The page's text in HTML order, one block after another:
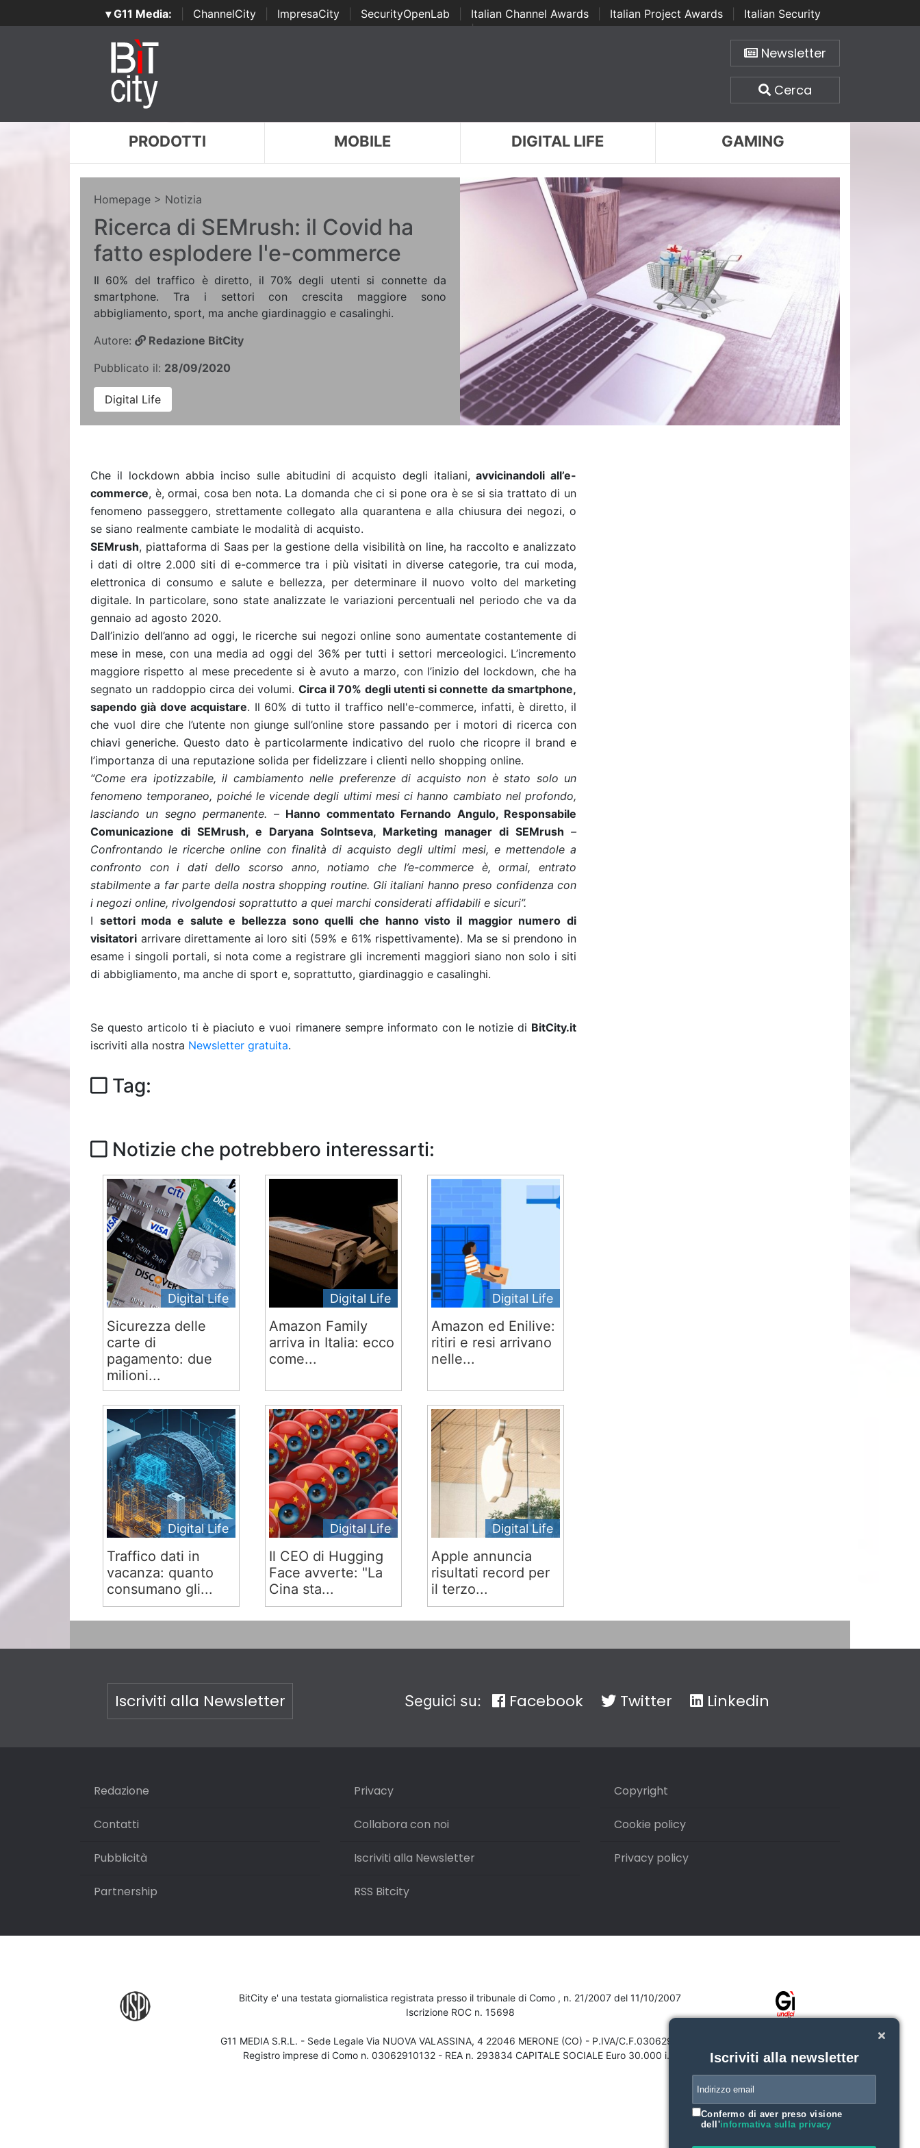
▾ G11 Media: ChannelCity ImpresaCity SecurityOpenLab Italian Channel Awards Italian Project Awards
Italian Security
Awards | ...
Newsletter
Cerca
PRODOTTI MOBILE DIGITAL LIFE GAMING
Homepage > Notizia
Ricerca di SEMrush: il Covid ha
fatto esplodere l'e-commerce
Il 60% del traffico è diretto, il 70% degli utenti si connette da
smartphone. Tra i settori con crescita maggiore sono
abbigliamento, sport, ma anche giardinaggio e casalinghi.
Autore:
Redazione BitCity
Pubblicato il: 28/09/2020
Digital Life
Che il lockdown abbia inciso sulle abitudini di acquisto degli italiani, avvicinandoli all’e-
commerce, è, ormai, cosa ben nota. La domanda che ci si pone ora è se si sia trattato di un
fenomeno passeggero, strettamente collegato alla quarantena e alla chiusura dei negozi, o
se siano realmente cambiate le modalità di acquisto.
SEMrush, piattaforma di Saas per la gestione della visibilità on line, ha raccolto e analizzato
i dati di oltre 2.000 siti di e-commerce tra i più visitati in diverse categorie, tra cui moda,
elettronica di consumo e salute e bellezza, per determinare il nuovo volto del marketing
digitale. In particolare, sono state analizzate le variazioni percentuali nel periodo che va da
gennaio ad agosto 2020.
Dall’inizio dell’anno ad oggi, le ricerche sui negozi online sono aumentate costantemente di
mese in mese, con una media ad oggi del 36% per tutti i settori merceologici. L’incremento
maggiore rispetto al mese precedente si è avuto a marzo, con l’inizio del lockdown, che ha
segnato un raddoppio circa dei volumi. Circa il 70% degli utenti si connette da smartphone,
sapendo già dove acquistare. Il 60% di tutto il traffico nell'e-commerce, infatti, è diretto, il
che vuol dire che l’utente non giunge sull’online store passando per i motori di ricerca con
chiavi generiche. Questo dato è particolarmente indicativo del ruolo che ricopre il brand e
l’importanza di una reputazione solida per fidelizzare i clienti nello shopping online.
“Come era ipotizzabile, il cambiamento nelle preferenze di acquisto non è stato solo un
fenomeno temporaneo, poiché le vicende degli ultimi mesi ci hanno cambiato nel profondo,
lasciando un segno permanente. – Hanno commentato Fernando Angulo, Responsabile
Comunicazione di SEMrush, e Daryana Solntseva, Marketing manager di SEMrush –
Confrontando le ricerche online con finalità di acquisto degli ultimi mesi, e mettendole a
confronto con i dati dello scorso anno, notiamo che l’e-commerce è, ormai, entrato
stabilmente a far parte della nostra shopping routine. Gli italiani hanno preso confidenza con
i negozi online, rivolgendosi soprattutto a quei marchi considerati affidabili e sicuri”.
I settori moda e salute e bellezza sono quelli che hanno visto il maggior numero di
visitatori arrivare direttamente ai loro siti (59% e 61% rispettivamente). Ma se si prendono in
esame i singoli portali, si nota come a registrare gli incrementi maggiori siano non solo i siti
di abbigliamento, ma anche di sport e, soprattutto, giardinaggio e casalinghi.
Se questo articolo ti è piaciuto e vuoi rimanere sempre informato con le notizie di BitCity.it
iscriviti alla nostra Newsletter gratuita.
Tag:
Notizie che potrebbero interessarti:
Digital Life
Sicurezza delle
carte di
pagamento: due
milioni...
Digital Life
Amazon Family
arriva in Italia: ecco
come...
Digital Life
Amazon ed Enilive:
ritiri e resi arrivano
nelle...
Digital Life
Traffico dati in
vacanza: quanto
consumano gli...
Digital Life
Il CEO di Hugging
Face avverte: "La
Cina sta...
Digital Life
Apple annuncia
risultati record per
il terzo...
Iscriviti alla Newsletter Seguici su: Facebook Twitter Linkedin
Redazione
Contatti
Pubblicità
Partnership
Privacy
Collabora con noi
Iscriviti alla Newsletter
RSS Bitcity
Copyright
Cookie policy
Privacy policy
BitCity e' una testata giornalistica registrata presso il tribunale di Como , n. 21/2007 del 11/10/2007
Iscrizione ROC n. 15698
G11 MEDIA S.R.L. - Sede Legale Via NUOVA VALASSINA, 4 22046 MERONE (CO) - P.IVA/C.F.03062910132
Registro imprese di Como n. 03062910132 - REA n. 293834 CAPITALE SOCIALE Euro 30.000 i.v.
Iscriviti alla newsletter
Confermo di aver preso visione
dell'informativa sulla privacy